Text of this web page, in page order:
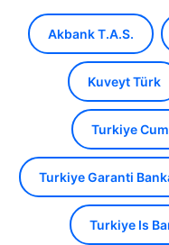
Akbank T.A.S.
Kuveyt Türk
Turkiye
Turkiye Garanti
Turkiye Is